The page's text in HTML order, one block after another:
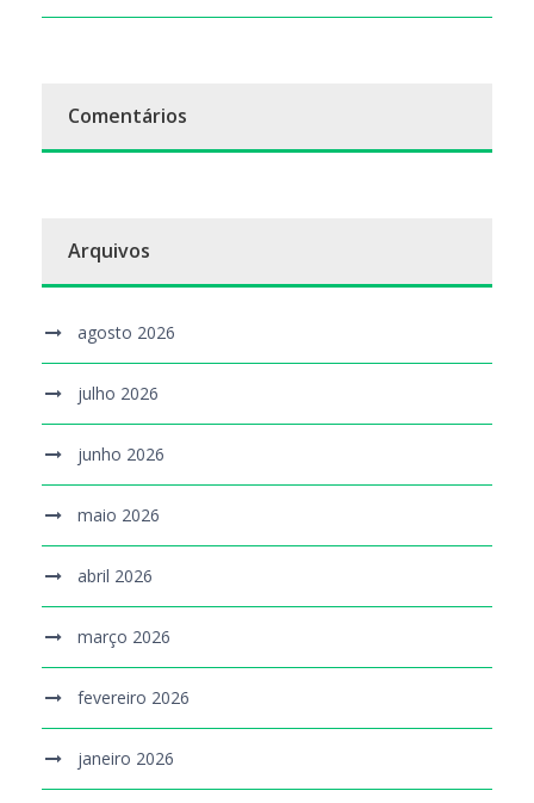
Comentários
Arquivos
agosto 2026
julho 2026
junho 2026
maio 2026
abril 2026
março 2026
fevereiro 2026
janeiro 2026